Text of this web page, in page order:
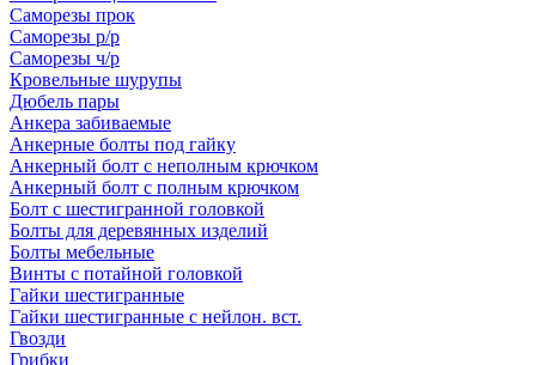
Саморезы прок
Саморезы р/р
Саморезы ч/р
Кровельные шурупы
Дюбель пары
Анкера забиваемые
Анкерные болты под гайку
Анкерный болт с неполным крючком
Анкерный болт с полным крючком
Болт с шестигранной головкой
Болты для деревянных изделий
Болты мебельные
Винты с потайной головкой
Гайки шестигранные
Гайки шестигранные с нейлон. вст.
Гвозди
Грибки